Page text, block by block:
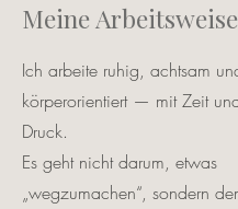
Meine Arbeitsweise
Ich arbeite ruhig, achtsam
körperorientiert — mit Zeit
Druck.
Es geht nicht darum, etwas
„wegzumachen“, sondern